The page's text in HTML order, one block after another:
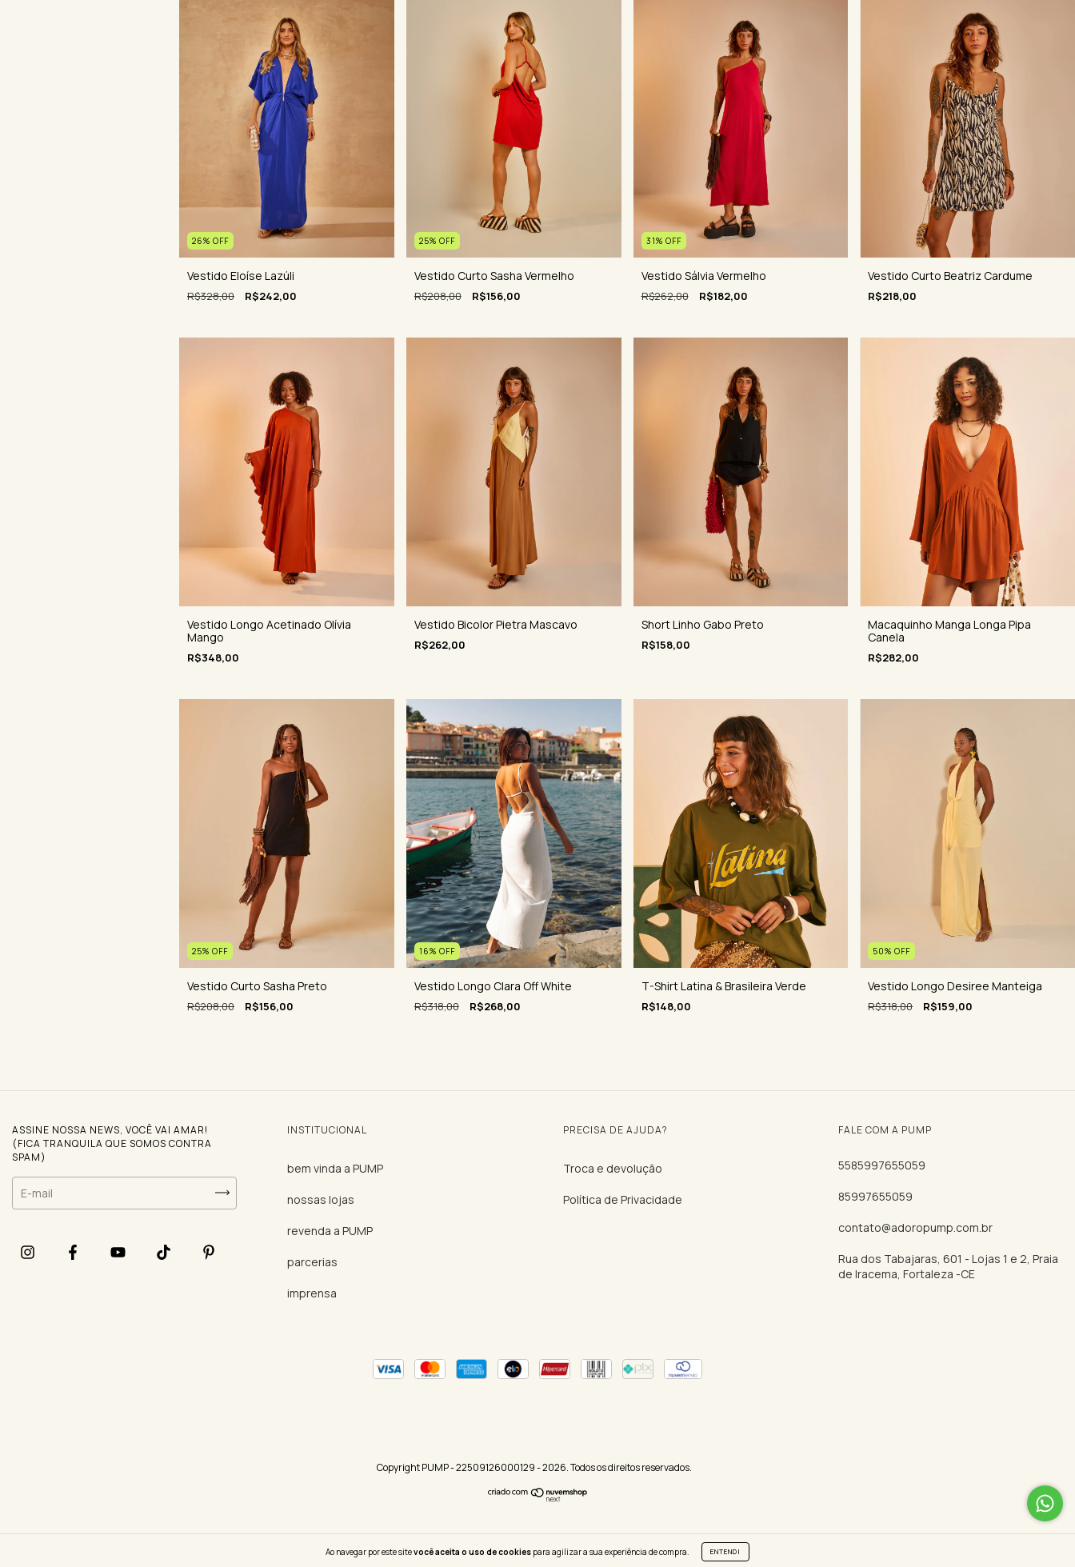
Ao navegar por este sitevocê aceita o uso de cookies para agilizar a sua experiência de compra. ENTENDI
26% OFF
Vestido Eloíse Lazúli
R$328,00 R$242,00
25% OFF
Vestido Curto Sasha Vermelho
R$208,00 R$156,00
31% OFF
Vestido Sálvia Vermelho
R$262,00 R$182,00
Vestido Curto Beatriz Cardume
R$218,00
Vestido Longo Acetinado Olívia
Mango
R$348,00
Vestido Bicolor Pietra Mascavo
R$262,00
Short Linho Gabo Preto
R$158,00
Macaquinho Manga Longa Pipa
Canela
R$282,00
25% OFF
Vestido Curto Sasha Preto
R$208,00 R$156,00
16% OFF
Vestido Longo Clara Off White
R$318,00 R$268,00
T-Shirt Latina & Brasileira Verde
R$148,00
50%OFF
Vestido Longo Desiree Manteiga
R$318,00 R$159,00
ASSINE NOSSA NEWS, VOCÊ VAI AMAR!
(FICA TRANQUILA QUE SOMOS CONTRA
SPAM)
INSTITUCIONAL
bem vinda a PUMP
nossas lojas
revenda a PUMP
parcerias
imprensa
PRECISA DE AJUDA?
Troca e devolução
Política de Privacidade
FALE COM A PUMP
5585997655059
85997655059
contato@adoropump.com.br
Rua dos Tabajaras, 601 - Lojas 1 e 2, Praia
de Iracema, Fortaleza -CE
Copyright PUMP - 22509126000129 - 2026. Todos os direitos reservados.